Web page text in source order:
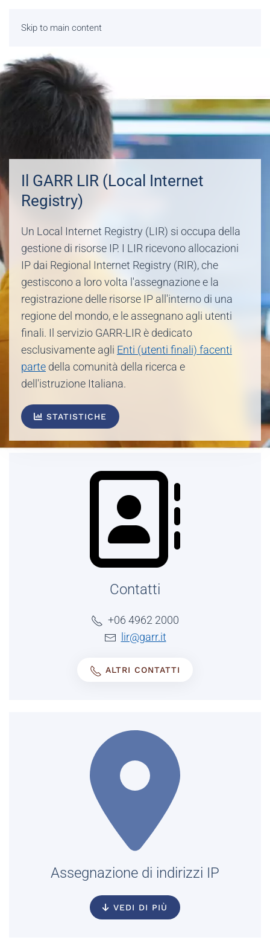
Skip to main content
Contatti
+06 4962 2000
lir@garr.it
ALTRI CONTATTI
Il GARR LIR (Local Internet
Registry)
Un Local Internet Registry (LIR) si occupa della
gestione di risorse IP. I LIR ricevono allocazioni
IP dai Regional Internet Registry (RIR), che
gestiscono a loro volta l'assegnazione e la
registrazione delle risorse IP all'interno di una
regione del mondo, e le assegnano agli utenti
finali. Il servizio GARR-LIR è dedicato
esclusivamente agli Enti (utenti finali) facenti
parte della comunità della ricerca e
dell'istruzione Italiana.
STATISTICHE
Assegnazione di indirizzi IP
VEDI DI PIÙ